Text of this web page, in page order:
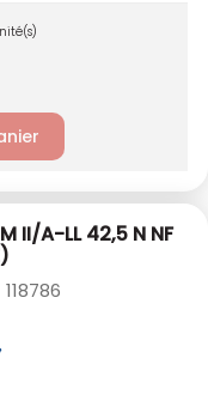
II/A-LL 42,5 N NF
118786